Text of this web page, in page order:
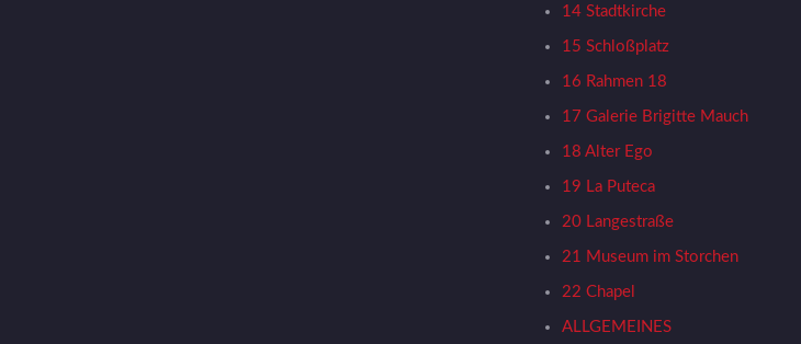
14 Stadtkirche
15 Schloßplatz
16 Rahmen 18
17 Galerie Brigitte Mauch
18 Alter Ego
19 La Puteca
20 Langestraße
21 Museum im Storchen
22 Chapel
ALLGEMEINES